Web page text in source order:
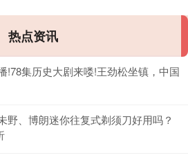
热点资讯
!78集历史大剧来喽!王劲松坐镇，中国
野、博朗迷你往复式剃须刀好用吗？